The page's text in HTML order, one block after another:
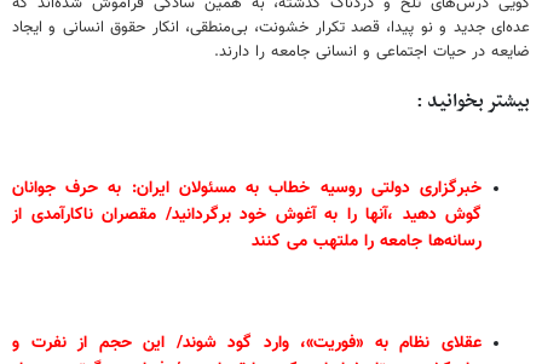
عده‌ای جدید و نو پیدا، قصد تکرار خشونت، بی‌منطقی، انکار حقوق انسانی و ایجاد
ضایعه در حیات اجتماعی و انسانی جامعه را دارند.
بیشتر بخوانید :
خبرگزاری دولتی روسیه خطاب به مسئولان ایران: به حرف جوانان
گوش دهید ،آنها را به آغوش خود برگردانید/ مقصران ناکارآمدی از
رسانه‌ها جامعه را ملتهب می کنند
عقلای نظام به «فوریت»، وارد گود شوند/ این حجم از نفرت و